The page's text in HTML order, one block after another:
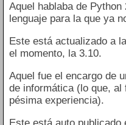
Aquel hablaba de
lenguaje para la que ya
Este está actualizado a
el momento, la 3.10.
Aquel fue el encargo de
de informática (lo que, al
pésima experiencia).